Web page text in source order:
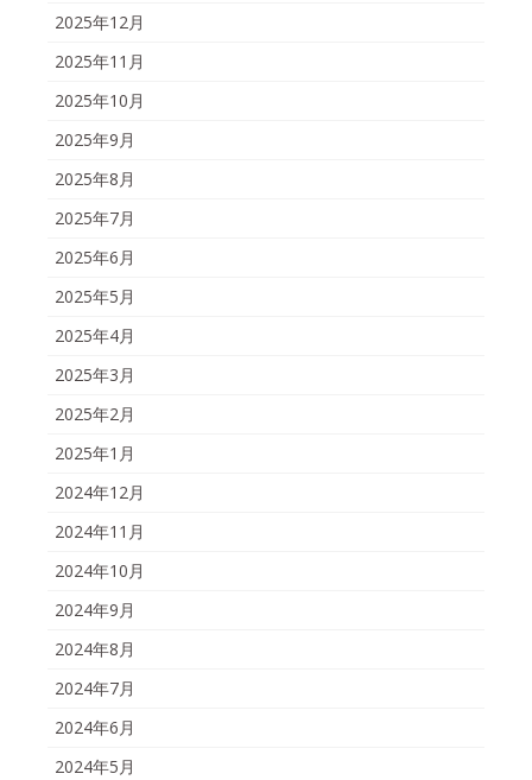
2025年12月
2025年11月
2025年10月
2025年9月
2025年8月
2025年7月
2025年6月
2025年5月
2025年4月
2025年3月
2025年2月
2025年1月
2024年12月
2024年11月
2024年10月
2024年9月
2024年8月
2024年7月
2024年6月
2024年5月